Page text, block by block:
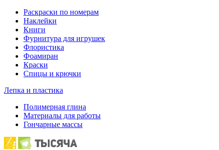
Раскраски по номерам
Наклейки
Книги
Фурнитура для игрушек
Флористика
Фоамиран
Краски
Спицы и крючки
Лепка и пластика
Полимерная глина
Материалы для работы
Гончарные массы